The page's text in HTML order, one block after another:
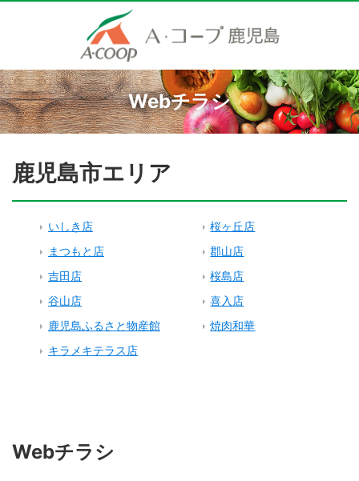
Webチラシ
鹿児島市エリア
いしき店
桜ヶ丘店
まつもと店
郡山店
吉田店
桜島店
谷山店
喜入店
鹿児島ふるさと物産館
焼肉和華
キラメキテラス店
Webチラシ